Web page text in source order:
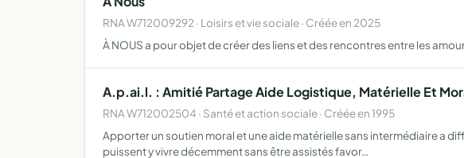
RNA W712009292 · Loisirs et vie sociale · Créée en 2025
À NOUS a pour objet de créer des liens et des rencontres entre les
A.p.ai.l. : Amitié Partage Aide Logistique, Matérielle Et
RNA W712002504 · Santé et action sociale · Créée en 1995
Apporter un soutien moral et une aide matérielle sans intermédiaire a
puissent y vivre décemment sans être assistés favor…